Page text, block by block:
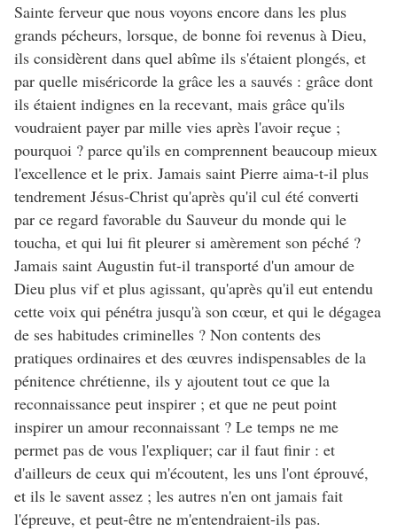
Sainte ferveur que nous voyons encore dans les plus
grands pécheurs, lorsque, de bonne foi revenus à Dieu,
ils considèrent dans quel abîme ils s'étaient plongés, et
par quelle miséricorde la grâce les a sauvés : grâce dont
ils étaient indignes en la recevant, mais grâce qu'ils
voudraient payer par mille vies après l'avoir reçue ;
pourquoi ? parce qu'ils en comprennent beaucoup mieux
l'excellence et le prix. Jamais saint Pierre aima-t-il plus
tendrement Jésus-Christ qu'après qu'il cul été converti
par ce regard favorable du Sauveur du monde qui le
toucha, et qui lui fit pleurer si amèrement son péché ?
Jamais saint Augustin fut-il transporté d'un amour de
Dieu plus vif et plus agissant, qu'après qu'il eut entendu
cette voix qui pénétra jusqu'à son cœur, et qui le dégagea
de ses habitudes criminelles ? Non contents des
pratiques ordinaires et des œuvres indispensables de la
pénitence chrétienne, ils y ajoutent tout ce que la
reconnaissance peut inspirer ; et que ne peut point
inspirer un amour reconnaissant ? Le temps ne me
permet pas de vous l'expliquer; car il faut finir : et
d'ailleurs de ceux qui m'écoutent, les uns l'ont éprouvé,
et ils le savent assez ; les autres n'en ont jamais fait
l'épreuve, et peut-être ne m'entendraient-ils pas.